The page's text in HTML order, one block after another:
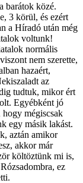
barátok közé.
3 körül, és ezért
a Híradó után még
voltunk!
normális
nem szerette,
hazaért,
az
tudtuk, mikor ért
Egyébként jó
mégiscsak
egy másik lakást.
aztán amikor
akkor már
költöztünk mi is,
ez